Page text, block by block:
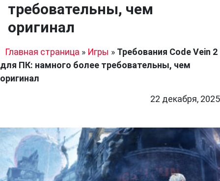
требовательны, чем
оригинал
Главная страница » Игры » Требования Code Vein 2
для ПК: намного более требовательны, чем
оригинал
22 декабря, 2025